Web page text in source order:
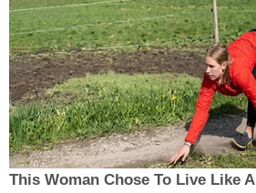
This Woman Chose To Live Like